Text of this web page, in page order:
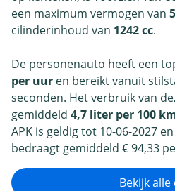
een maximum vermogen van
cilinderinhoud van 1242 cc.
De personenauto heeft een
per uur en bereikt vanuit
seconden. Het verbruik van
gemiddeld 4,7 liter per 100
APK is geldig tot 10-06-2027
bedraagt gemiddeld € 94,33
Bekijk alle